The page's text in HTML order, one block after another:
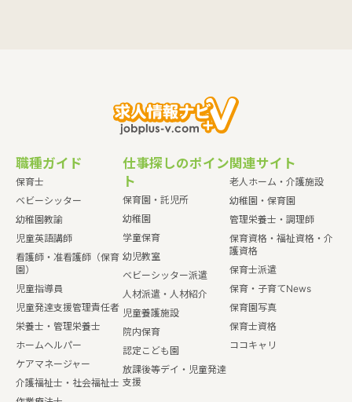
職種ガイド
保育士
ベビーシッター
幼稚園教諭
児童英語講師
看護師・准看護師（保育
園）
児童指導員
児童発達支援管理責任者
栄養士・管理栄養士
ホームヘルパー
ケアマネージャー
介護福祉士・社会福祉士
仕事探しのポイン
ト
保育園・託児所
幼稚園
学童保育
幼児教室
ベビーシッター派遣
人材派遣・人材紹介
児童養護施設
院内保育
認定こども園
放課後等デイ・児童発達
支援
関連サイト
老人ホーム・介護施設
幼稚園・保育園
管理栄養士・調理師
保育資格・福祉資格・介
護資格
保育士派遣
保育・子育てNews
保育園写真
保育士資格
ココキャリ